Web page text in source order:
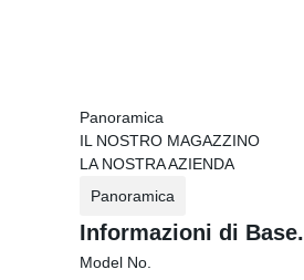
Panoramica
IL NOSTRO MAGAZZINO
LA NOSTRA AZIENDA
Panoramica
Informazioni di Base.
Model No.